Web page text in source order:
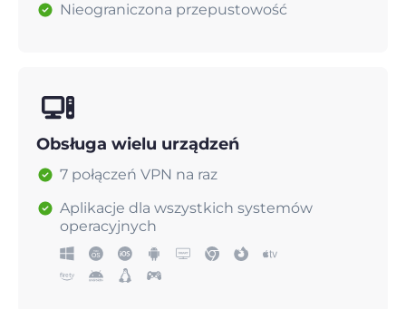
Nieograniczona przepustowość
Obsługa wielu urządzeń
7 połączeń VPN na raz
Aplikacje dla wszystkich systemów
operacyjnych